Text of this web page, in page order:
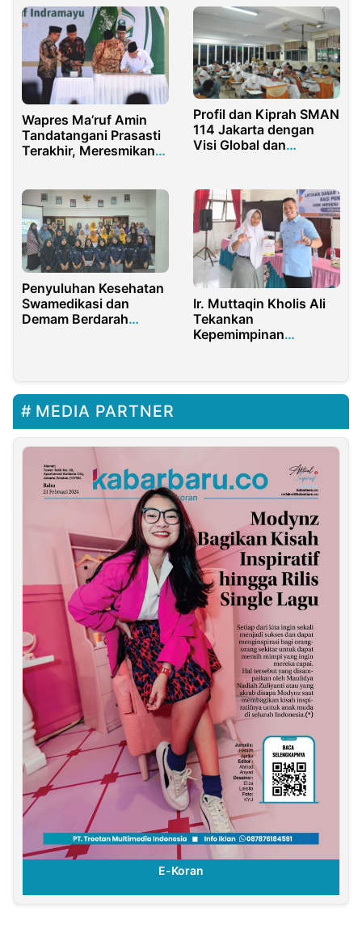
Wapres Ma’ruf Amin
Tandatangani Prasasti
Terakhir, Meresmikan
Profil dan Kiprah SMAN
114 Jakarta dengan
Visi Global dan
Penyuluhan Kesehatan
Swamedikasi dan
Demam Berdarah
Ir. Muttaqin Kholis Ali
Tekankan
Kepemimpinan
MEDIA PARTNER
E-Koran